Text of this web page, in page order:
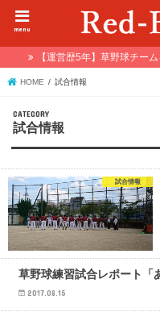
menu
【運営歴5年】草野球チー
HOME 試合情報
試合情報
試合情報
試合情報
草野球練習試合レポート「
2017.08.15